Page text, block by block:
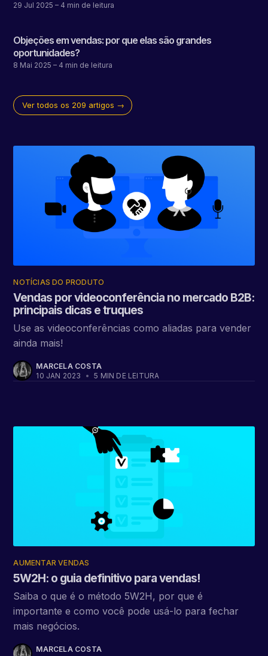
29 Jul 2025 – 4 min de leitura
Objeções em vendas: por que elas são grandes
oportunidades?
8 Mai 2025 – 4 min de leitura
Ver todos os 209 artigos →
NOTÍCIAS DO PRODUTO
Vendas por videoconferência no mercado B2B:
principais dicas e truques
Use as videoconferências como aliadas para vender
ainda mais!
MARCELA COSTA
10 JAN 2023
• 5 MIN DE LEITURA
AUMENTAR VENDAS
5W2H: o guia definitivo para vendas!
Saiba o que é o método 5W2H, por que é
importante e como você pode usá-lo para fechar
mais negócios.
MARCELA COSTA